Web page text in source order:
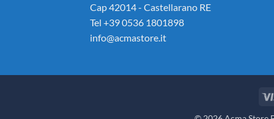
Cap 42014 - Castellarano RE
Tel +39 0536 1801898
info@acmastore.it